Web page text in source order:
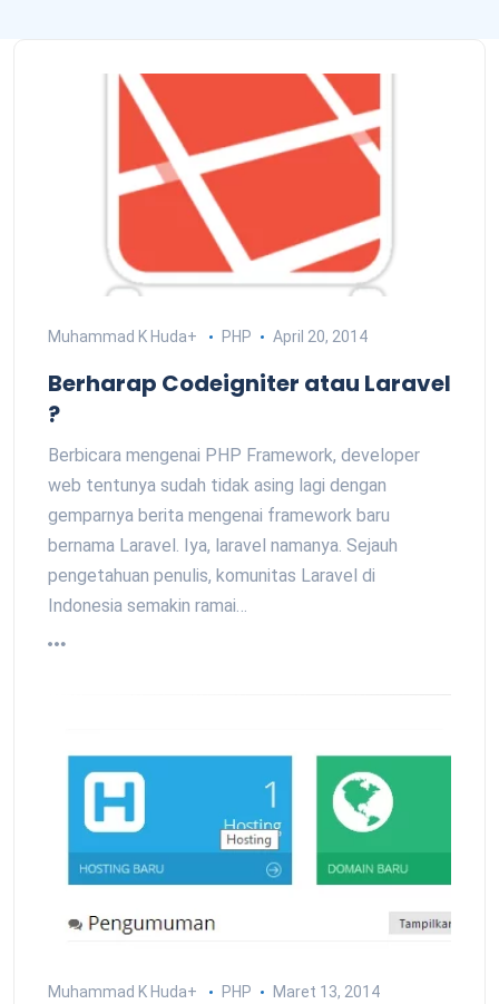
Muhammad K Huda+ PHP April 20, 2014
Berharap Codeigniter atau Laravel
?
Berbicara mengenai PHP Framework, developer
web tentunya sudah tidak asing lagi dengan
gemparnya berita mengenai framework baru
bernama Laravel. Iya, laravel namanya. Sejauh
pengetahuan penulis, komunitas Laravel di
Indonesia semakin ramai…
Muhammad K Huda+ PHP Maret 13, 2014